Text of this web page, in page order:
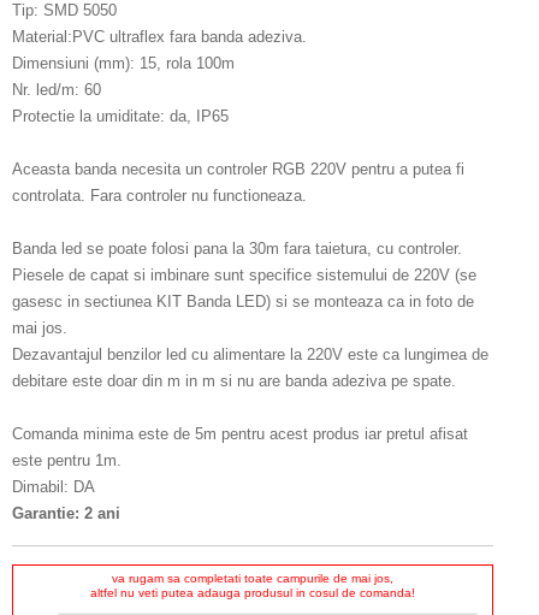
Tip: SMD 5050
Material:PVC ultraflex fara banda adeziva.
Dimensiuni (mm): 15, rola 100m
Nr. led/m: 60
Protectie la umiditate: da, IP65
Aceasta banda necesita un controler RGB 220V pentru a putea fi
controlata. Fara controler nu functioneaza.
Banda led se poate folosi pana la 30m fara taietura, cu controler.
Piesele de capat si imbinare sunt specifice sistemului de 220V (se
gasesc in sectiunea KIT Banda LED) si se monteaza ca in foto de
mai jos.
Dezavantajul benzilor led cu alimentare la 220V este ca lungimea de
debitare este doar din m in m si nu are banda adeziva pe spate.
Comanda minima este de 5m pentru acest produs iar pretul afisat
este pentru 1m.
Dimabil: DA
Garantie: 2 ani
va rugam sa completati toate campurile de mai jos,
altfel nu veti putea adauga produsul in cosul de comanda!